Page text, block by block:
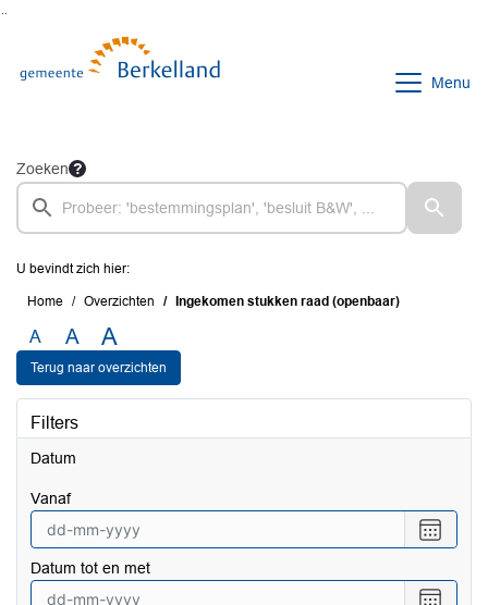
Menu
Zoeken
U bevindt zich hier:
Home Overzichten Ingekomen stukken raad (openbaar)
A A A
Terug naar overzichten
Filters
Datum
vanaf
een
vanaf
Datum tot en met